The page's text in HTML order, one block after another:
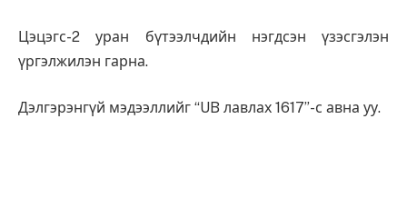
Цэцэгс-2 уран бүтээлчдийн нэгдсэн үзэсгэлэн
үргэлжилэн гарна.
Дэлгэрэнгүй мэдээллийг “UB лавлах 1617”-с авна уу.